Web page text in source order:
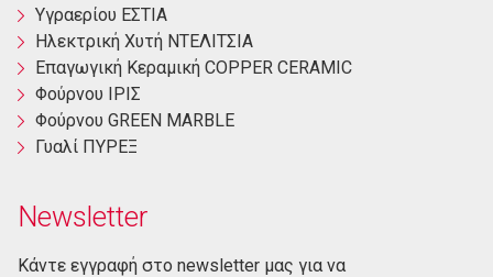
Yγραερίου ΕΣΤΙΑ
Ηλεκτρική Χυτή ΝΤΕΛΙΤΣΙΑ
Επαγωγική Κεραμική COPPER CERAMIC
Φούρνου ΙΡΙΣ
Φούρνου GREEN MARBLE
Γυαλί ΠΥΡΕΞ
Newsletter
Κάντε εγγραφή στο newsletter μας για να